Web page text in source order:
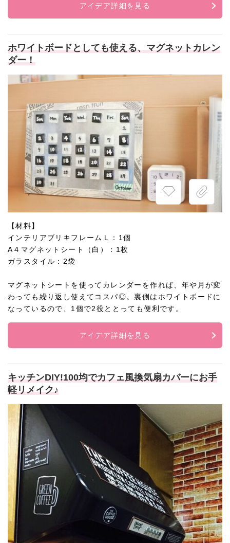
アイデア詳細を見る
ホワイトボードとしても使える、マグネットカレン
ダー！
【材料】
インテリアブリキフレームＬ：1個
A４マグネットシート（白）：1枚
ガラスタイル：2袋
マグネットシートを使ってカレンダーを作れば、年や月が変
わっても繰り返し使えてコスパ◎。裏側はホワイトボードに
なっているので、1個で2役ととっても便利です。
アイデア詳細を見る
キッチンDIY!100均でカフェ風換気扇カバーにお手
軽リメイク♪